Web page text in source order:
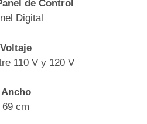
de Control
Digital
Voltaje
110 V y 120 V
Ancho
69 cm